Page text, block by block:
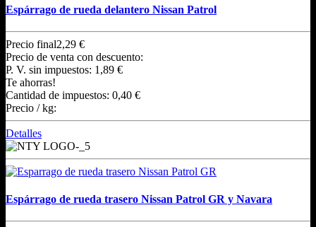
Espárrago de rueda delantero Nissan Patrol
Precio final2,29 €
Precio de venta con descuento:
P. V. sin impuestos: 1,89 €
Te ahorras!
Cantidad de impuestos: 0,40 €
Precio / kg:
Detalles
Espárrago de rueda trasero Nissan Patrol GR y Navara